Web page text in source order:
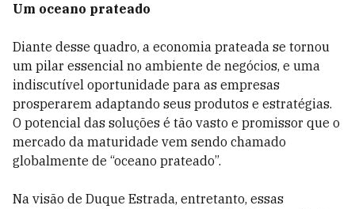
Um oceano prateado
Diante desse quadro, a economia prateada se tornou
um pilar essencial no ambiente de negócios, e uma
indiscutível oportunidade para as empresas
prosperarem adaptando seus produtos e estratégias.
O potencial das soluções é tão vasto e promissor que o
mercado da maturidade vem sendo chamado
globalmente de “oceano prateado”.
Na visão de Duque Estrada, entretanto, essas